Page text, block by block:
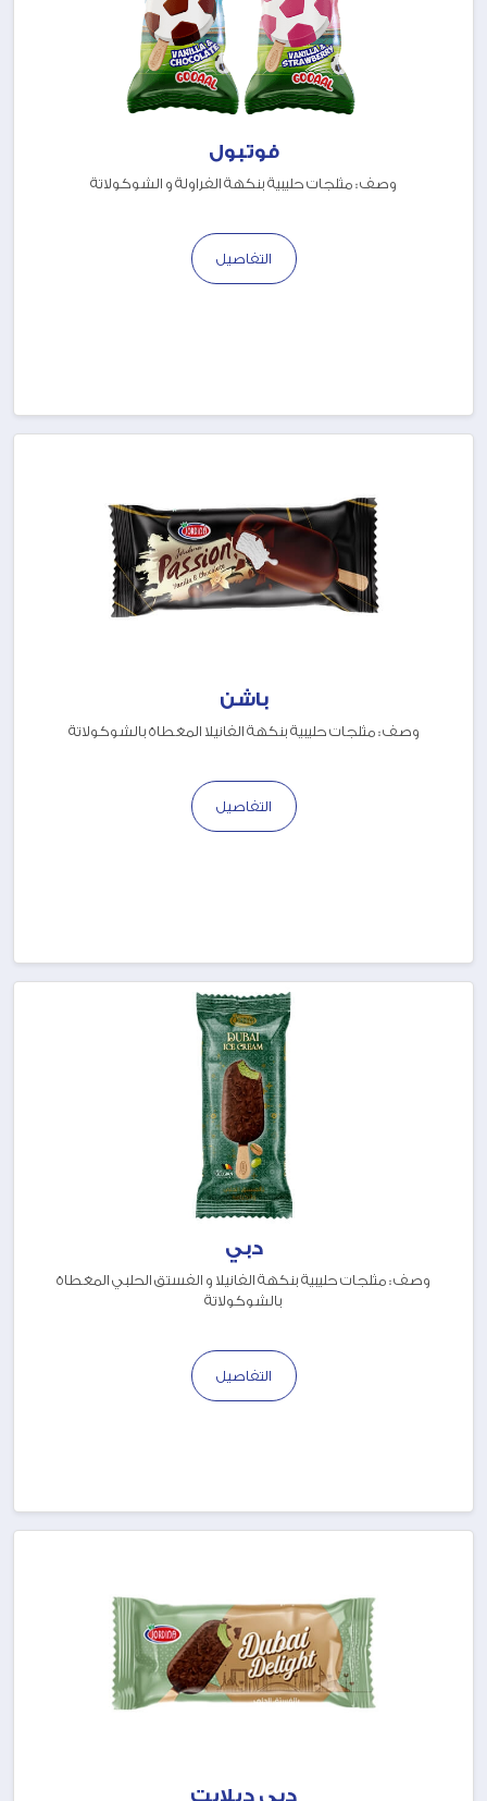
فوتبول
وصف : مثلجات حليبية بنكهة الفراولة و الشوكولاتة
التفاصيل
باشن
وصف : مثلجات حليبية بنكهة الفانيلا المغطاة بالشوكولاتة
التفاصيل
دبي
وصف : مثلجات حليبية بنكهة الفانيلا و الفستق الحلبي المغطاة
بالشوكولاتة
التفاصيل
دبي ديلايت